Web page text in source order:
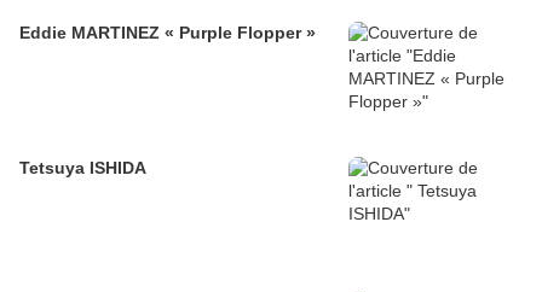
Eddie MARTINEZ « Purple Flopper »
Tetsuya ISHIDA